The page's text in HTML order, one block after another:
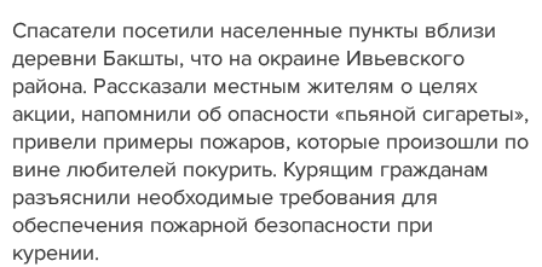
Спасатели посетили населенные пункты вблизи
деревни Бакшты, что на окраине Ивьевского
района. Рассказали местным жителям о целях
акции, напомнили об опасности «пьяной сигареты»,
привели примеры пожаров, которые произошли по
вине любителей покурить. Курящим гражданам
разъяснили необходимые требования для
обеспечения пожарной безопасности при
курении.